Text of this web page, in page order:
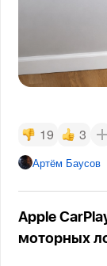
19 3
Артём Баусов
Apple
моторных